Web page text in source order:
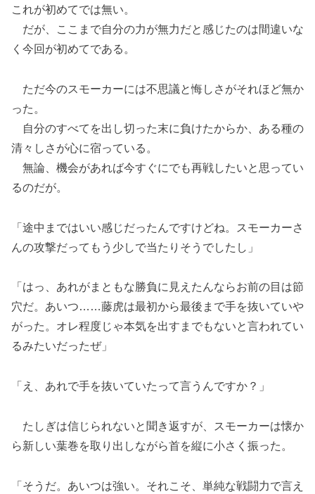
これが初めてでは無い。
だが、ここまで自分の力が無力だと感じたのは間違いな
く今回が初めてである。
ただ今のスモーカーには不思議と悔しさがそれほど無か
った。
自分のすべてを出し切った末に負けたからか、ある種の
清々しさが心に宿っている。
無論、機会があれば今すぐにでも再戦したいと思ってい
るのだが。
「途中まではいい感じだったんですけどね。スモーカーさ
んの攻撃だってもう少しで当たりそうでしたし」
「はっ、あれがまともな勝負に見えたんならお前の目は節
穴だ。あいつ……藤虎は最初から最後まで手を抜いていや
がった。オレ程度じゃ本気を出すまでもないと言われてい
るみたいだったぜ」
「え、あれで手を抜いていたって言うんですか？」
たしぎは信じられないと聞き返すが、スモーカーは懐か
ら新しい葉巻を取り出しながら首を縦に小さく振った。
「そうだ。あいつは強い。それこそ、単純な戦闘力で言え